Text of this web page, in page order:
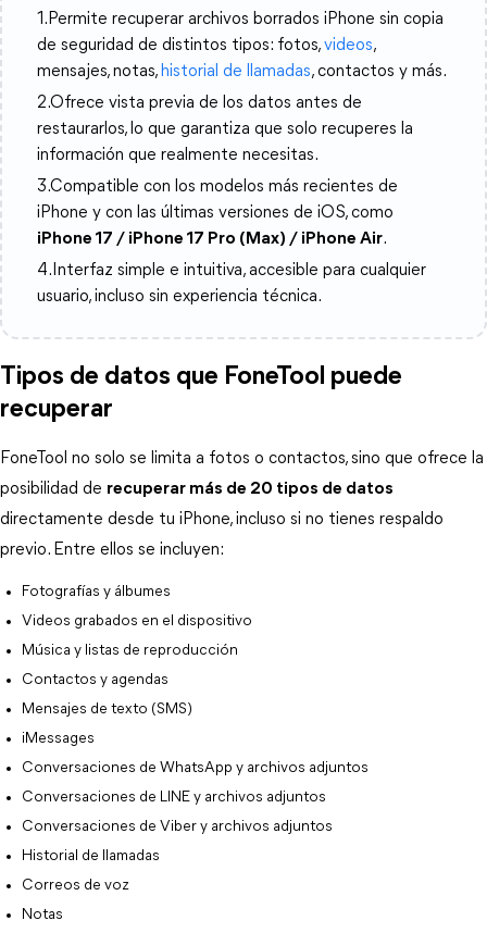
1.Permite recuperar archivos borrados iPhone sin copia
de seguridad de distintos tipos: fotos,videos,
mensajes, notas, historial de llamadas, contactos y más.
2.Ofrece vista previa de los datos antes de
restaurarlos, lo que garantiza que solo recuperes la
información que realmente necesitas.
3.Compatible con los modelos más recientes de
iPhone y con las últimas versiones de iOS, como
iPhone 17 / iPhone 17 Pro (Max) / iPhone Air.
4.Interfaz simple e intuitiva, accesible para cualquier
usuario, incluso sin experiencia técnica.
Tipos de datos que FoneTool puede
recuperar
FoneTool no solo se limita a fotos o contactos, sino que ofrece la
posibilidad de recuperar más de 20 tipos de datos
directamente desde tu iPhone, incluso si no tienes respaldo
previo. Entre ellos se incluyen:
Fotografías y álbumes
Videos grabados en el dispositivo
Música y listas de reproducción
Contactos y agendas
Mensajes de texto (SMS)
iMessages
Conversaciones de WhatsApp y archivos adjuntos
Conversaciones de LINE y archivos adjuntos
Conversaciones de Viber y archivos adjuntos
Historial de llamadas
Correos de voz
Notas